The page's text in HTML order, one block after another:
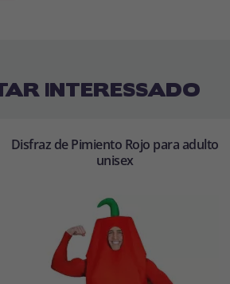
INTERESSADO
Disfraz de Pimiento Rojo para adulto
unisex